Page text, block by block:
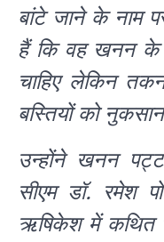
बांटे जाने के नाम
हैं कि वह खनन के
चाहिए लेकिन
बस्तियों को नुकसान
उन्होंने खनन
सीएम डॉ. रमेश
ऋषिकेश में कथित